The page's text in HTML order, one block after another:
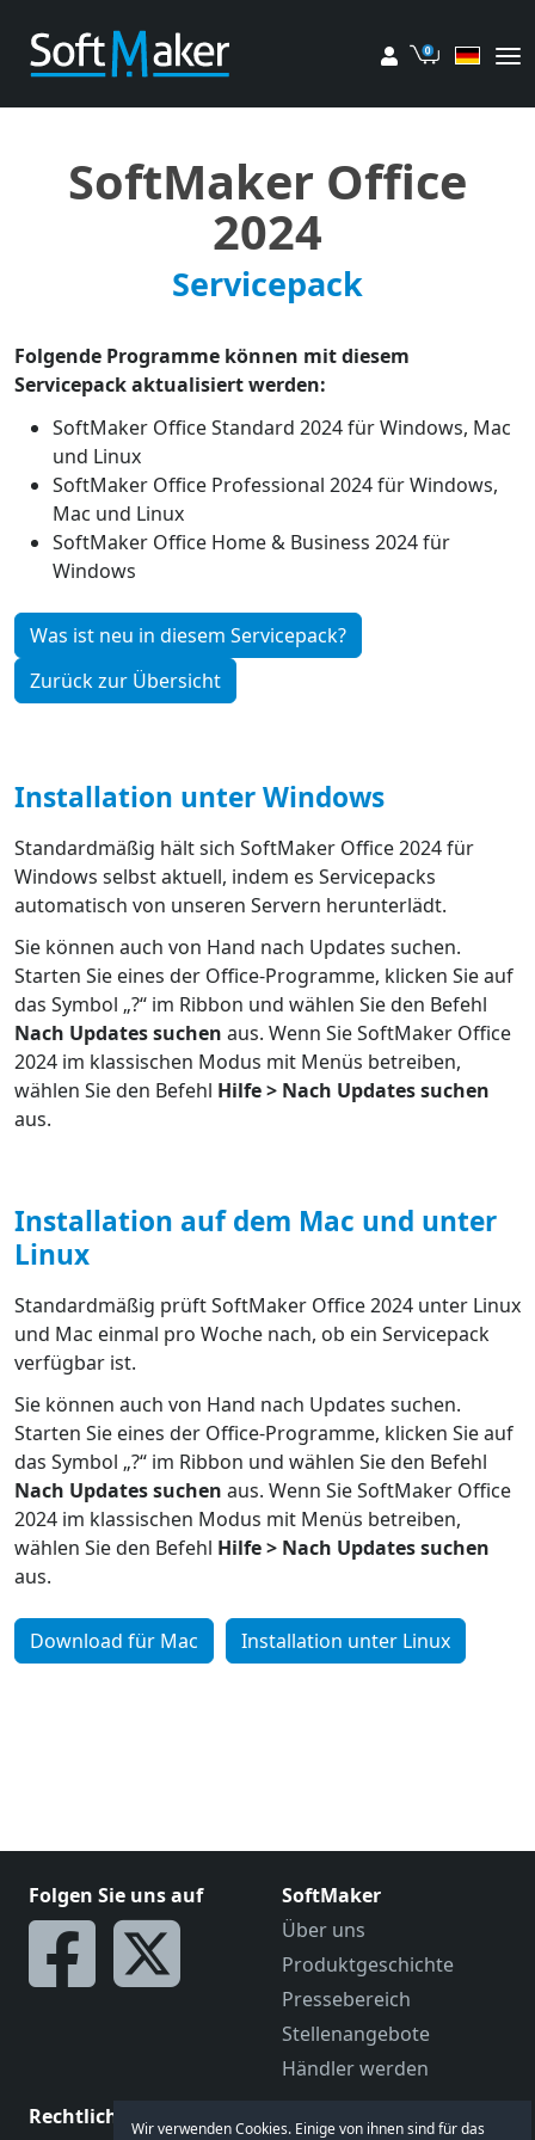
Mein Konto
SoftMaker Office
2024
Servicepack
Folgende Programme können mit diesem
Servicepack aktualisiert werden:
SoftMaker Office Standard 2024 für Windows, Mac
und Linux
SoftMaker Office Professional 2024 für Windows,
Mac und Linux
SoftMaker Office Home & Business 2024 für
Windows
Was ist neu in diesem Servicepack?
Zurück zur Übersicht
Installation unter Windows
Standardmäßig hält sich SoftMaker Office 2024 für
Windows selbst aktuell, indem es Servicepacks
automatisch von unseren Servern herunterlädt.
Sie können auch von Hand nach Updates suchen.
Starten Sie eines der Office-Programme, klicken Sie auf
das Symbol „?“ im Ribbon und wählen Sie den Befehl
Nach Updates suchen aus. Wenn Sie SoftMaker Office
2024 im klassischen Modus mit Menüs betreiben,
wählen Sie den Befehl Hilfe > Nach Updates suchen
aus.
Installation auf dem Mac und unter
Linux
Standardmäßig prüft SoftMaker Office 2024 unter Linux
und Mac einmal pro Woche nach, ob ein Servicepack
verfügbar ist.
Sie können auch von Hand nach Updates suchen.
Starten Sie eines der Office-Programme, klicken Sie auf
das Symbol „?“ im Ribbon und wählen Sie den Befehl
Nach Updates suchen aus. Wenn Sie SoftMaker Office
2024 im klassischen Modus mit Menüs betreiben,
wählen Sie den Befehl Hilfe > Nach Updates suchen
aus.
Download für Mac Installation unter Linux
Wir verwenden Cookies. Einige von ihnen sind für das
Folgen Sie uns auf
SoftMaker
Über uns
Produktgeschichte
Pressebereich
Stellenangebote
Händler werden
Rechtliches
Sprechen Sie mit uns